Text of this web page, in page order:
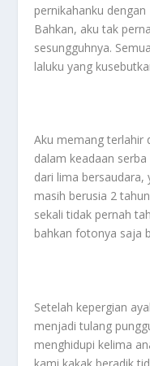
pernikahanku
Bahkan, aku tak
sesungguhnya.
laluku yang
Aku memang terlahir
dalam keadaan
dari lima
masih berusia 2
sekali tidak pernah
bahkan fotonya saja
Setelah kepergian
menjadi tulang
menghidupi kelima